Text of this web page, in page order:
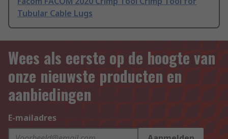
Tubular Cable Lugs
Wees als eerste op de hoogte van
onze nieuwste producten en
aanbiedingen
E-mailadres